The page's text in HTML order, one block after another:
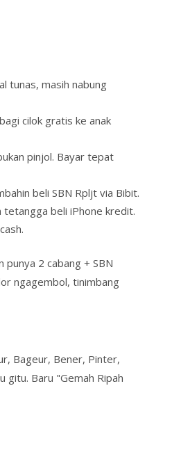
tunas, masih nabung
cilok gratis ke anak
pinjol. Bayar tepat
beli SBN Rpljt via Bibit.
tetangga beli iPhone kredit.
punya 2 cabang + SBN
ngagembol, tinimbang
Bageur, Bener, Pinter,
gitu. Baru "Gemah Ripah